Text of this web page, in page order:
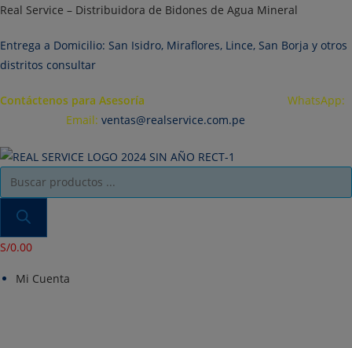
Ir
contenido
Real Service – Distribuidora de Bidones de Agua Mineral
Entrega a Domicilio: San Isidro, Miraflores, Lince, San Borja y otros
distritos consultar
Contáctenos para Asesoría
WhatsApp:
Email: ventas@realservice.com.pe
Búsqueda
de
productos
S/0.00
Mi Cuenta